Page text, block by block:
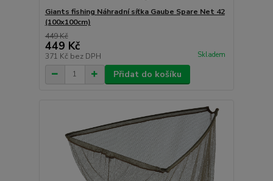
Giants fishing Náhradní síťka Gaube Spare Net 42
(100x100cm)
449 Kč
449 Kč
371 Kč bez DPH Skladem
Přidat do košíku